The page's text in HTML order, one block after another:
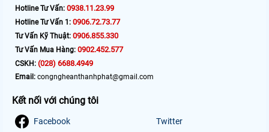
Hotline Tư Vấn: 0938.11.23.99
Hotline Tư Vấn 1: 0906.72.73.77
Tư Vấn Kỹ Thuật: 0906.855.330
Tư Vấn Mua Hàng: 0902.452.577
CSKH: (028) 6688.4949
Email: congngheanthanhphat@gmail.com
Kết nối với chúng tôi
Facebook Twitter